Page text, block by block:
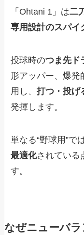
「Ohtani 1」は二
専用設計のスパイ
投球時のつま先ド
形アッパー、爆発
用し、打つ・投げ
発揮します。
単なる“野球用”で
最適化されている
す。
なぜニューバ